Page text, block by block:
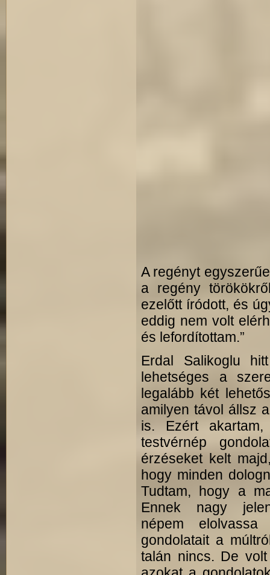
A regényt
a regény
ezelőtt íródott, és
eddig nem volt
és lefordítottam.”
Erdal Salikoglu
lehetséges a
legalább két
amilyen távol állsz
is. Ezért
testvérnép
érzéseket kelt
hogy minden
Tudtam, hogy a
Ennek nagy
népem
gondolatait a
talán nincs. De